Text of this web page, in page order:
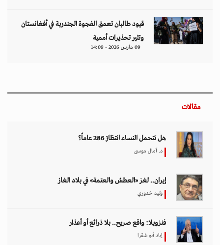
قيود طالبان تعمق الفجوة الجندرية في أفغانستان
وتثير تحذيرات أممية
09 مارس 2026 - 14:09
مقالات
هل تتحمل النساء انتظارَ 286 عاماً؟
د. آمال موسى
إيران.. لغز «العطش والعتمة» في بلاد الغاز
وليد خدوري
فنزويلا: واقع صريح.. بلا ذرائع أو أعذار
إياد أبو شقرا